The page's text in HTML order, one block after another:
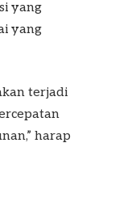
yang
yang
terjadi
harap